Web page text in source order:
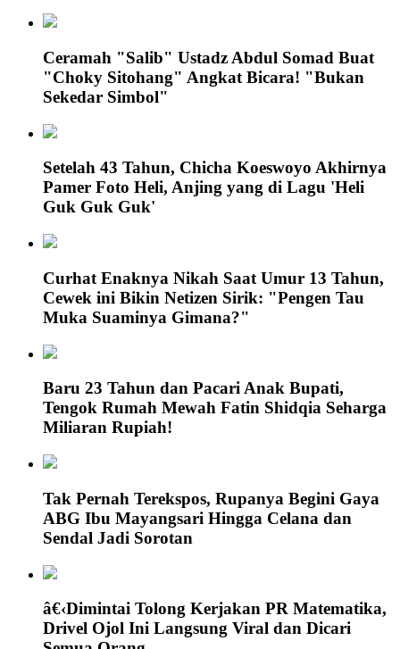
Ceramah "Salib" Ustadz Abdul Somad Buat
"Choky Sitohang" Angkat Bicara! "Bukan
Sekedar Simbol"
Setelah 43 Tahun, Chicha Koeswoyo Akhirnya
Pamer Foto Heli, Anjing yang di Lagu 'Heli
Guk Guk Guk'
Curhat Enaknya Nikah Saat Umur 13 Tahun,
Cewek ini Bikin Netizen Sirik: "Pengen Tau
Muka Suaminya Gimana?"
Baru 23 Tahun dan Pacari Anak Bupati,
Tengok Rumah Mewah Fatin Shidqia Seharga
Miliaran Rupiah!
Tak Pernah Terekspos, Rupanya Begini Gaya
ABG Ibu Mayangsari Hingga Celana dan
Sendal Jadi Sorotan
â€‹Dimintai Tolong Kerjakan PR Matematika,
Drivel Ojol Ini Langsung Viral dan Dicari